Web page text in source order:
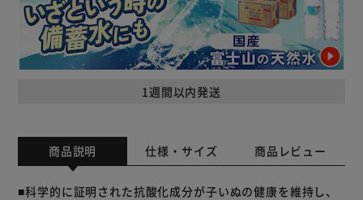
1週間以内発送
商品説明 仕様・サイズ 商品レビュー
■科学的に証明された抗酸化成分が子いぬの健康を維持し、